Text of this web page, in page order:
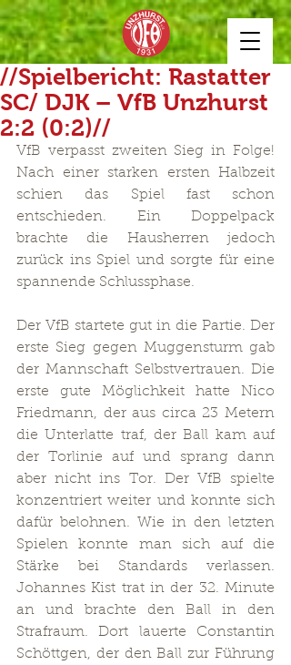
//Spielbericht: Rastatter
SC/ DJK – VfB Unzhurst
2:2 (0:2)//
VfB verpasst zweiten Sieg in Folge!
Nach einer starken ersten Halbzeit
schien das Spiel fast schon
entschieden. Ein Doppelpack
brachte die Hausherren jedoch
zurück ins Spiel und sorgte für eine
spannende Schlussphase.
Der VfB startete gut in die Partie. Der
erste Sieg gegen Muggensturm gab
der Mannschaft Selbstvertrauen. Die
erste gute Möglichkeit hatte Nico
Friedmann, der aus circa 23 Metern
die Unterlatte traf, der Ball kam auf
der Torlinie auf und sprang dann
aber nicht ins Tor. Der VfB spielte
konzentriert weiter und konnte sich
dafür belohnen. Wie in den letzten
Spielen konnte man sich auf die
Stärke bei Standards verlassen.
Johannes Kist trat in der 32. Minute
an und brachte den Ball in den
Strafraum. Dort lauerte Constantin
Schöttgen, der den Ball zur Führung